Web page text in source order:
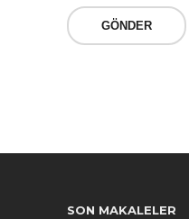
SON MAKALELER